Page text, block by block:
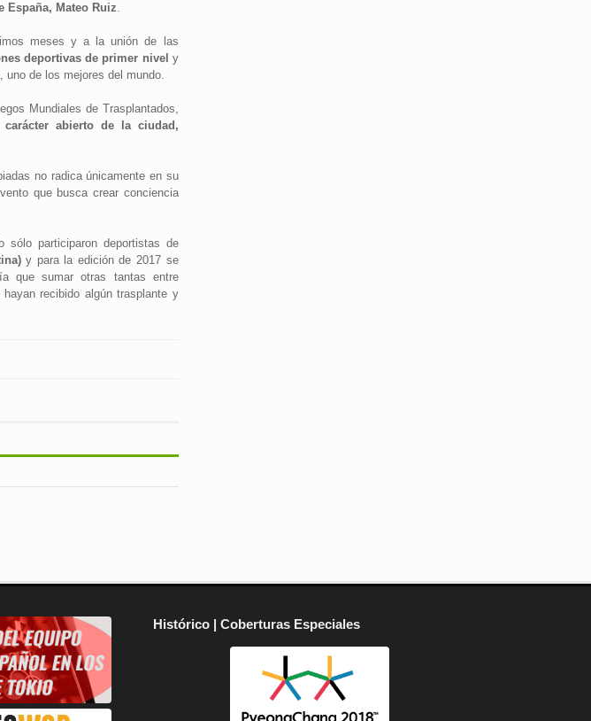
España, Mateo Ruiz.
meses y a la unión de las
deportivas de primer nivel y
uno de los mejores del mundo.
Mundiales de Trasplantados,
carácter abierto de la ciudad,
no radica únicamente en su
que busca crear conciencia
sólo participaron deportistas de
y para la edición de 2017 se
que sumar otras tantas entre
recibido algún trasplante y
Histórico | Coberturas Especiales